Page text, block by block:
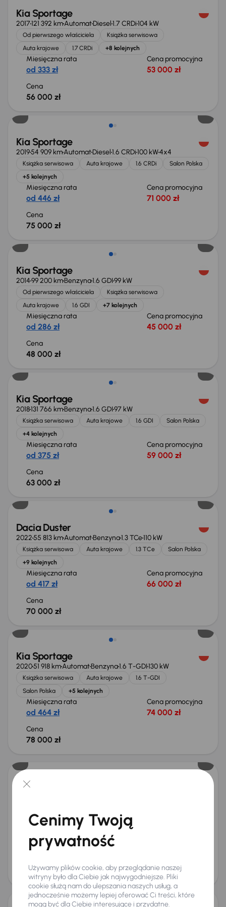
Kia Sportage
2017121 392 kmAutomatDiesel1.7 CRDi104 kW
Od pierwszego właściciela
Książka serwisowa
Auta krajowe
1.7 CRDi +8 kolejnych
Miesięczna rata
od 333 zł
Cena promocyjna
53 000 zł
Cena
56 000 zł
Kia Sportage
201954 909 kmAutomatDiesel1.6 CRDi100 kW4x4
Książka serwisowa Auta krajowe 1.6 CRDi
Salon Polska
+5 kolejnych
Miesięczna rata
od 446 zł
Cena promocyjna
71 000 zł
Cena
75 000 zł
Kia Sportage
201499 200 kmBenzyna1.6 GDI99 kW
Od pierwszego właściciela
Książka serwisowa
Auta krajowe
1.6 GDI +7 kolejnych
Miesięczna rata
od 286 zł
Cena promocyjna
45 000 zł
Cena
48 000 zł
Kia Sportage
2018131 766 kmBenzyna1.6 GDI97 kW
Książka serwisowa Auta krajowe 1.6 GDI
Salon Polska
+4 kolejnych
Miesięczna rata
od 375 zł
Cena promocyjna
59 000 zł
Cena
63 000 zł
Dacia Duster
202255 813 kmAutomatBenzyna1.3 TCe110 kW
Książka serwisowa Auta krajowe 1.3 TCe
Salon Polska
+9 kolejnych
Miesięczna rata
od 417 zł
Cena promocyjna
66 000 zł
Cena
70 000 zł
Kia Sportage
202051 918 kmAutomatBenzyna1.6 T-GDI130 kW
Książka serwisowa Auta krajowe
1.6 T-GDI
Salon Polska
+5 kolejnych
Miesięczna rata
od 464 zł
Cena promocyjna
74 000 zł
Cena
78 000 zł
Kia Sportage
Auta krajowe
1.6 T-GDI +6 kolejnych
od 524 zł
88 000 zł
Cenimy Twoją
prywatność
Używamy plików cookie, aby przeglądanie naszej
witryny było dla Ciebie jak najwygodniejsze. Pliki
cookie służą nam do ulepszania naszych usług, a
jednocześnie możemy lepiej oferować Ci treści, które
mogą być dla Ciebie interesujące i przydatne.